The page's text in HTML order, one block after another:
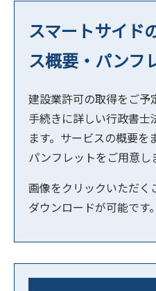
スマートサイド
ス概要・パンフ
建設業許可の取得をご予
手続きに詳しい行政書士
ます。サービスの概要を
パンフレットをご用意し
画像をクリックいただく
ダウンロードが可能です。